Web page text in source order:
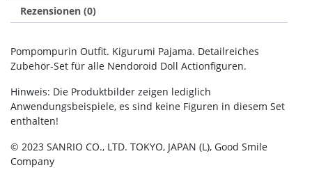
Rezensionen (0)
Pompompurin Outfit. Kigurumi Pajama. Detailreiches
Zubehör-Set für alle Nendoroid Doll Actionfiguren.
Hinweis: Die Produktbilder zeigen lediglich
Anwendungsbeispiele, es sind keine Figuren in diesem Set
enthalten!
© 2023 SANRIO CO., LTD. TOKYO, JAPAN (L), Good Smile
Company